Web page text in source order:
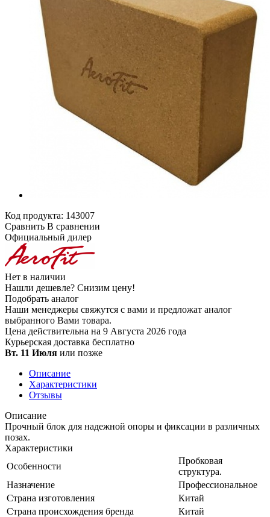
Код продукта: 143007
Сравнить В сравнении
Официальный дилер
Нет в наличии
Нашли дешевле? Снизим цену!
Подобрать аналог
Наши менеджеры свяжутся с вами и предложат аналог
выбранного Вами товара.
Цена действительна на 9 Августа 2026 года
Курьерская доставка бесплатно
Вт. 11 Июля или позже
Описание
Характеристики
Отзывы
Описание
Прочный блок для надежной опоры и фиксации в различных
позах.
Характеристики
Особенности
Пробковая
структура.
Назначение
Профессиональное
Страна изготовления
Китай
Страна происхождения бренда
Китай